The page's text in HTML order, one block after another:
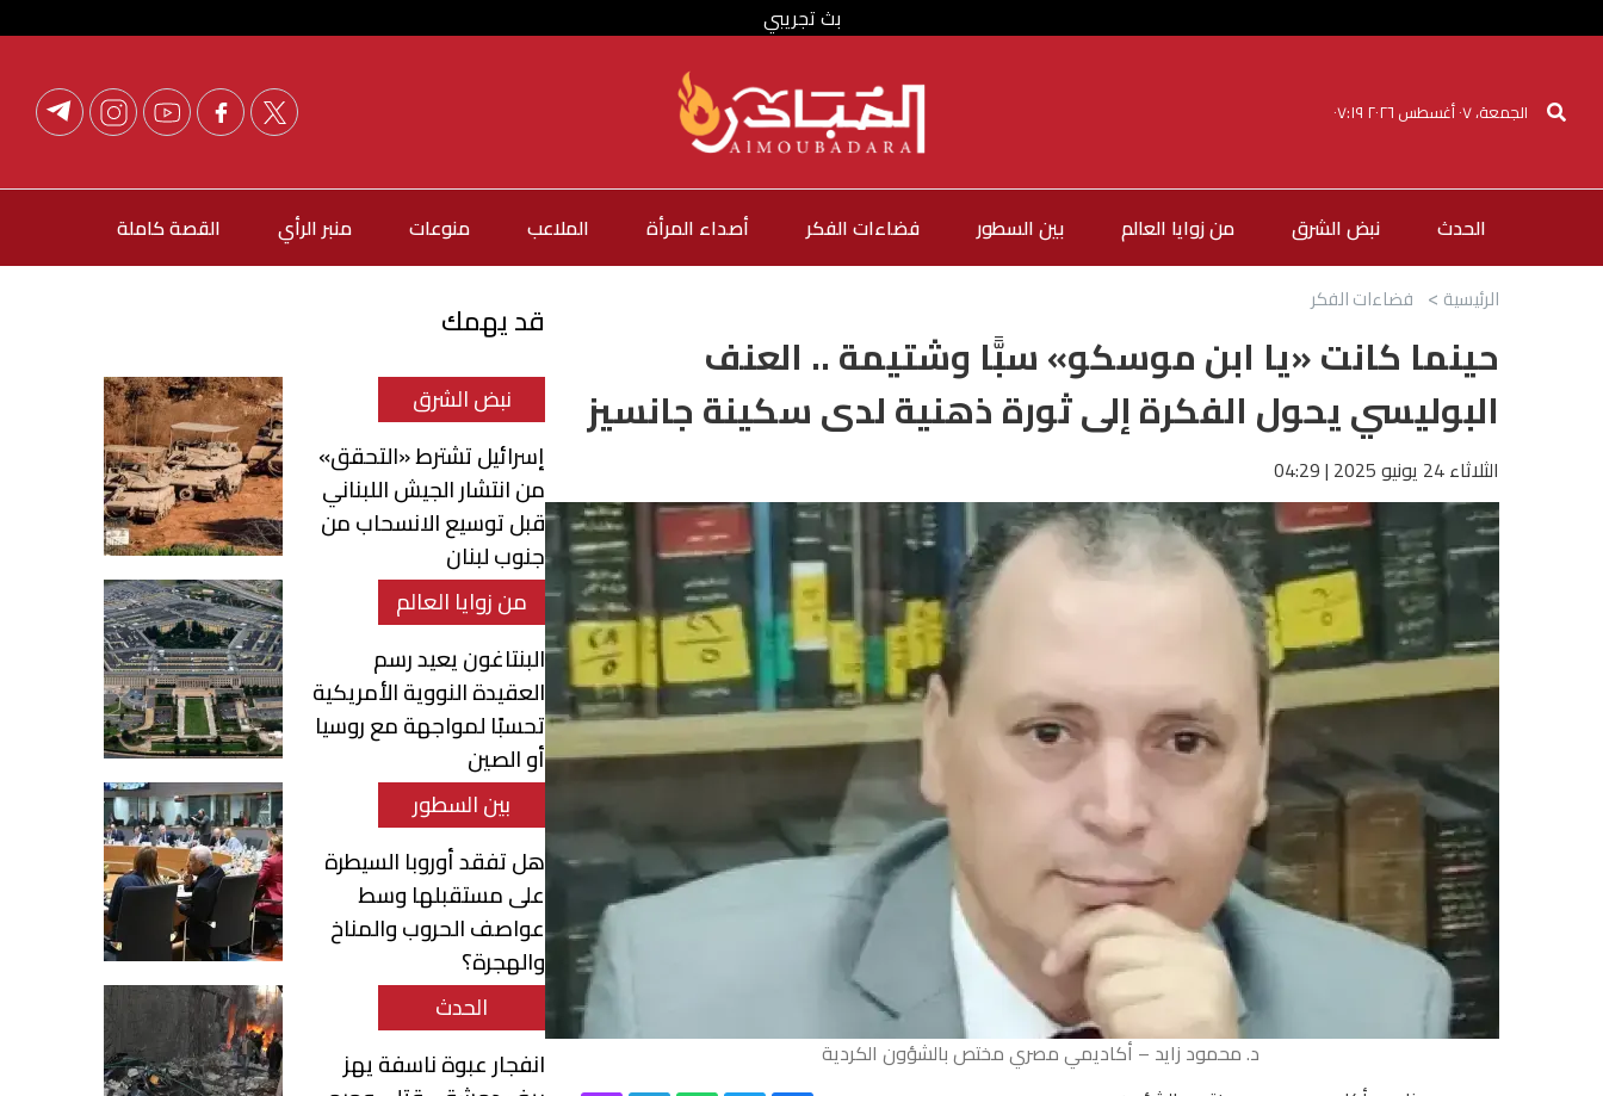
بث تجريبي
الجمعة، ٠٧ أغسطس ٢٠٢٦ ٠٧:١٩
الحدث نبض الشرق من زوايا العالم بين السطور فضاءات الفكر أصداء المرأة الملاعب منوعات منبر الرأي القصة كاملة
الرئيسية فضاءات الفكر
حينما كانت «يا ابن موسكو» سبًّا وشتيمة .. العنف
البوليسي يحول الفكرة إلى ثورة ذهنية لدى سكينة جانسيز
الثلاثاء 24 يونيو 2025 | 04:29
د. محمود زايد – أكاديمي مصري مختص بالشؤون الكردية
قد يهمك
نبض الشرق
إسرائيل تشترط «التحقق»
من انتشار الجيش اللبناني
قبل توسيع الانسحاب من
جنوب لبنان
من زوايا العالم
البنتاغون يعيد رسم
العقيدة النووية الأمريكية
تحسبًا لمواجهة مع روسيا
أو الصين
بين السطور
هل تفقد أوروبا السيطرة
على مستقبلها وسط
عواصف الحروب والمناخ
والهجرة؟
الحدث
انفجار عبوة ناسفة يهز